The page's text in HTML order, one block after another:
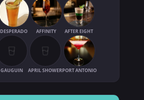
DESPERADO AFFINITY AFTER EIGHT
GAUGUIN APRIL SHOWERPORT ANTONIO